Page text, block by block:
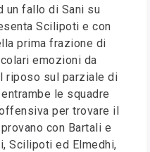
un fallo di Sani su
Scilipoti e con
prima frazione di
emozioni da
riposo sul parziale di
le squadre
per trovare il
con Bartali e
Scilipoti ed Elmedhi,